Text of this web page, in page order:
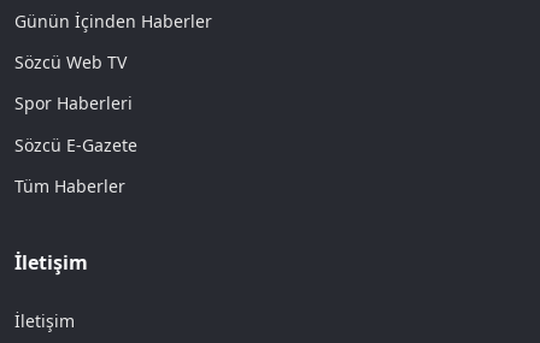
Günün İçinden Haberler
Sözcü Web TV
Spor Haberleri
Sözcü E-Gazete
Tüm Haberler
İletişim
İletişim